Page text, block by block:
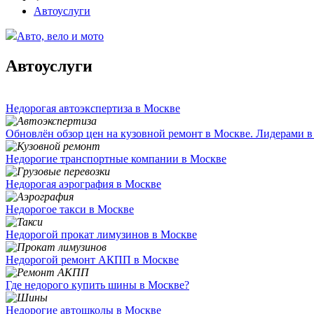
Автоуслуги
Авто, вело и мото
Автоуслуги
Недорогая автоэкспертиза в Москве
Обновлён обзор цен на кузовной ремонт в Москве. Лидерами
Недорогие транспортные компании в Москве
Недорогая аэрография в Москве
Недорогое такси в Москве
Недорогой прокат лимузинов в Москве
Недорогой ремонт АКПП в Москве
Где недорого купить шины в Москве?
Недорогие автошколы в Москве